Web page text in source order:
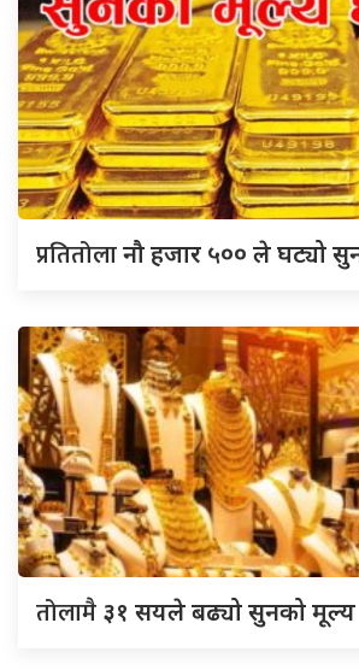
प्रतितोलानौ हजार ५०० ले घट्यो
तोलामै ३१ सयले बढ्यो सुनको मूल्य